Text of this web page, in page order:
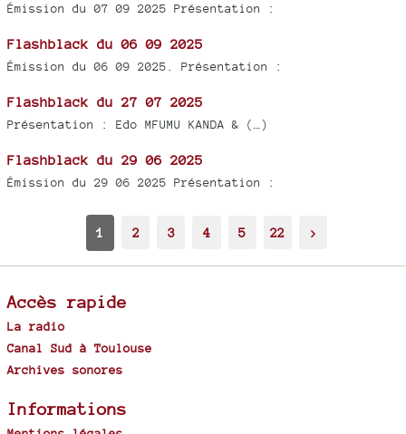
Émission du 07 09 2025 Présentation :
Flashblack du 06 09 2025
Émission du 06 09 2025. Présentation :
Flashblack du 27 07 2025
Présentation : Edo MFUMU KANDA & (…)
Flashblack du 29 06 2025
Émission du 29 06 2025 Présentation :
1 2 3 4 5 22 >
Accès rapide
La radio
Canal Sud à Toulouse
Archives sonores
Informations